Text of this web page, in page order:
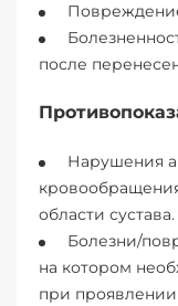
после
Нарушения
области сустава.
Болезни/
на котором
при